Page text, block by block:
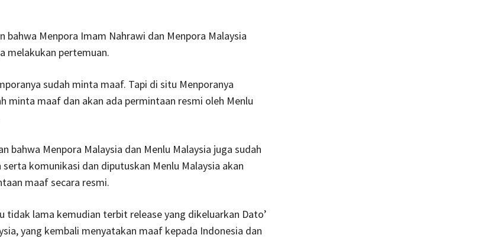
bahwa Menpora Imam Nahrawi dan Menpora Malaysia
melakukan pertemuan.
sudah minta maaf. Tapi di situ Menporanya
minta maaf dan akan ada permintaan resmi oleh Menlu
bahwa Menpora Malaysia dan Menlu Malaysia juga sudah
komunikasi dan diputuskan Menlu Malaysia akan
maaf secara resmi.
tidak lama kemudian terbit release yang dikeluarkan Dato’
yang kembali menyatakan maaf kepada Indonesia dan